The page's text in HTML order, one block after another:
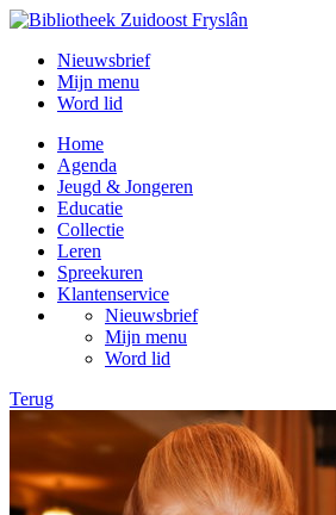
Nieuwsbrief
Mijn menu
Word lid
Home
Agenda
Jeugd & Jongeren
Educatie
Collectie
Leren
Spreekuren
Klantenservice
Nieuwsbrief
Mijn menu
Word lid
Terug